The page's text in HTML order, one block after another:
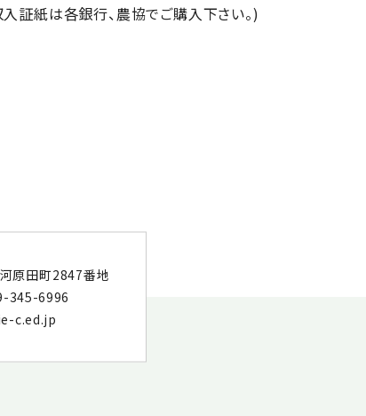
証紙は各銀行、農協でご購入下さい。)
原田町2847番地
345-6996
c.ed.jp